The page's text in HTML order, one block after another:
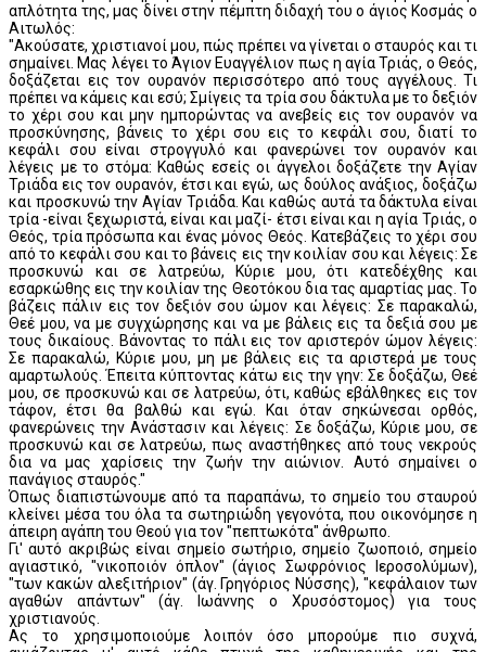
απλότητα της, μας δίνει στην πέμπτη διδαχή του ο άγιος Κοσμάς ο
Αιτωλός:
"Ακούσατε, χριστιανοί μου, πώς πρέπει να γίνεται ο σταυρός και τι
σημαίνει. Μας λέγει το Άγιον Ευαγγέλιον πως η αγία Τριάς, ο Θεός,
δοξάζεται εις τον ουρανόν περισσότερο από τους αγγέλους. Τι
πρέπει να κάμεις και εσύ; Σμίγεις τα τρία σου δάκτυλα με το δεξιόν
το χέρι σου και μην ημπορώντας να ανεβείς εις τον ουρανόν να
προσκύνησης, βάνεις το χέρι σου εις το κεφάλι σου, διατί το
κεφάλι σου είναι στρογγυλό και φανερώνει τον ουρανόν και
λέγεις με το στόμα: Καθώς εσείς οι άγγελοι δοξάζετε την Αγίαν
Τριάδα εις τον ουρανόν, έτσι και εγώ, ως δούλος ανάξιος, δοξάζω
και προσκυνώ την Αγίαν Τριάδα. Και καθώς αυτά τα δάκτυλα είναι
τρία -είναι ξεχωριστά, είναι και μαζί- έτσι είναι και η αγία Τριάς, ο
Θεός, τρία πρόσωπα και ένας μόνος Θεός. Κατεβάζεις το χέρι σου
από το κεφάλι σου και το βάνεις εις την κοιλίαν σου και λέγεις: Σε
προσκυνώ και σε λατρεύω, Κύριε μου, ότι κατεδέχθης και
εσαρκώθης εις την κοιλίαν της Θεοτόκου δια τας αμαρτίας μας. Το
βάζεις πάλιν εις τον δεξιόν σου ώμον και λέγεις: Σε παρακαλώ,
Θεέ μου, να με συγχώρησης και να με βάλεις εις τα δεξιά σου με
τους δικαίους. Βάνοντας το πάλι εις τον αριστερόν ώμον λέγεις:
Σε παρακαλώ, Κύριε μου, μη με βάλεις εις τα αριστερά με τους
αμαρτωλούς. Έπειτα κύπτοντας κάτω εις την γην: Σε δοξάζω, Θεέ
μου, σε προσκυνώ και σε λατρεύω, ότι, καθώς εβάλθηκες εις τον
τάφον, έτσι θα βαλθώ και εγώ. Και όταν σηκώνεσαι ορθός,
φανερώνεις την Ανάστασιν και λέγεις: Σε δοξάζω, Κύριε μου, σε
προσκυνώ και σε λατρεύω, πως αναστήθηκες από τους νεκρούς
δια να μας χαρίσεις την ζωήν την αιώνιον. Αυτό σημαίνει ο
πανάγιος σταυρός."
Όπως διαπιστώνουμε από τα παραπάνω, το σημείο του σταυρού
κλείνει μέσα του όλα τα σωτηριώδη γεγονότα, που οικονόμησε η
άπειρη αγάπη του Θεού για τον "πεπτωκότα" άνθρωπο.
Γι' αυτό ακριβώς είναι σημείο σωτήριο, σημείο ζωοποιό, σημείο
αγιαστικό, "νικοποιόν όπλον" (άγιος Σωφρόνιος Ιεροσολύμων),
"των κακών αλεξιτήριον" (άγ. Γρηγόριος Νύσσης), "κεφάλαιον των
αγαθών απάντων" (άγ. Ιωάννης ο Χρυσόστομος) για τους
χριστιανούς.
Ας το χρησιμοποιούμε λοιπόν όσο μπορούμε πιο συχνά,